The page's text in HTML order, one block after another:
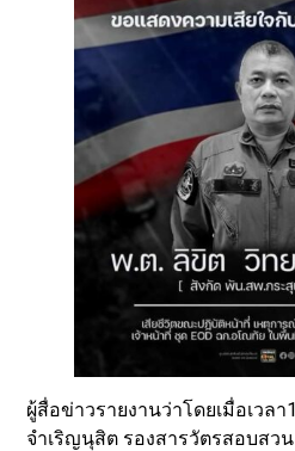
ผู้สื่อข่าวรายงานว่าโดยเมื่อเวล
จำเริญนุสิต รองสารวัตรสอบสว